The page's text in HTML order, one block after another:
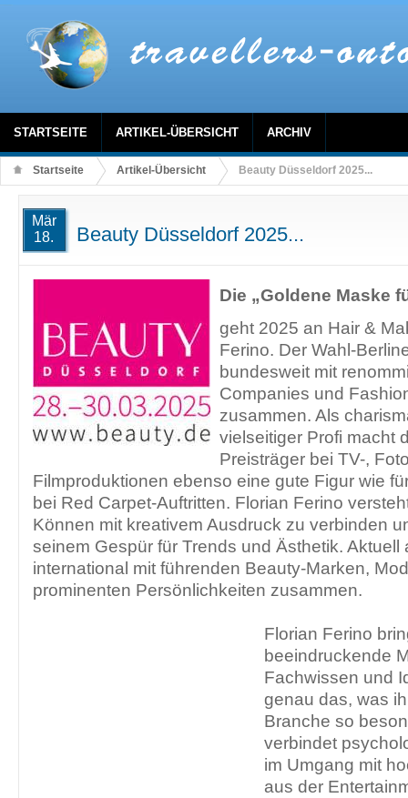
STARTSEITE ARTIKEL-ÜBERSICHT ARCHIV
Startseite Artikel-Übersicht Beauty Düsseldorf 2025...
Mär
18.
Beauty Düsseldorf 2025...
Die „Goldene Maske
geht 2025 an Hair &
Ferino. Der Wahl-
bundesweit mit
Companies und
zusammen. Als
vielseitiger Profi macht
Preisträger bei TV-,
Filmproduktionen ebenso eine gute Figur wie
bei Red Carpet-Auftritten. Florian Ferino
Können mit kreativem Ausdruck zu verbinden
seinem Gespür für Trends und Ästhetik. Aktuell
international mit führenden Beauty-Marken,
prominenten Persönlichkeiten zusammen.
Florian Ferino
beeindruckende
Fachwissen und
genau das, was
Branche so
verbindet
im Umgang mit
aus der